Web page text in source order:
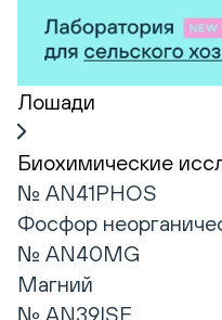
Лошади
Биохимические
№ AN41PHOS
Фосфор
№ AN40MG
Магний
№ AN39ISE